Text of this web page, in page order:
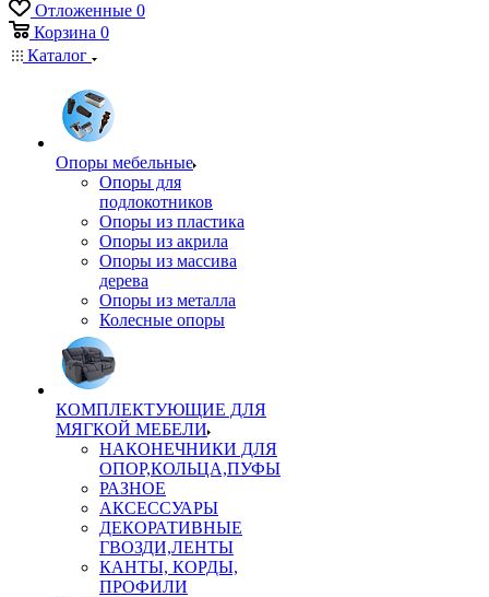
Отложенные 0
Корзина 0
Каталог
Опоры мебельные
Опоры для
подлокотников
Опоры из пластика
Опоры из акрила
Опоры из массива
дерева
Опоры из металла
Колесные опоры
КОМПЛЕКТУЮЩИЕ ДЛЯ
МЯГКОЙ МЕБЕЛИ
НАКОНЕЧНИКИ ДЛЯ
ОПОР,КОЛЬЦА,ПУФЫ
РАЗНОЕ
АКСЕССУАРЫ
ДЕКОРАТИВНЫЕ
ГВОЗДИ,ЛЕНТЫ
КАНТЫ, КОРДЫ,
ПРОФИЛИ